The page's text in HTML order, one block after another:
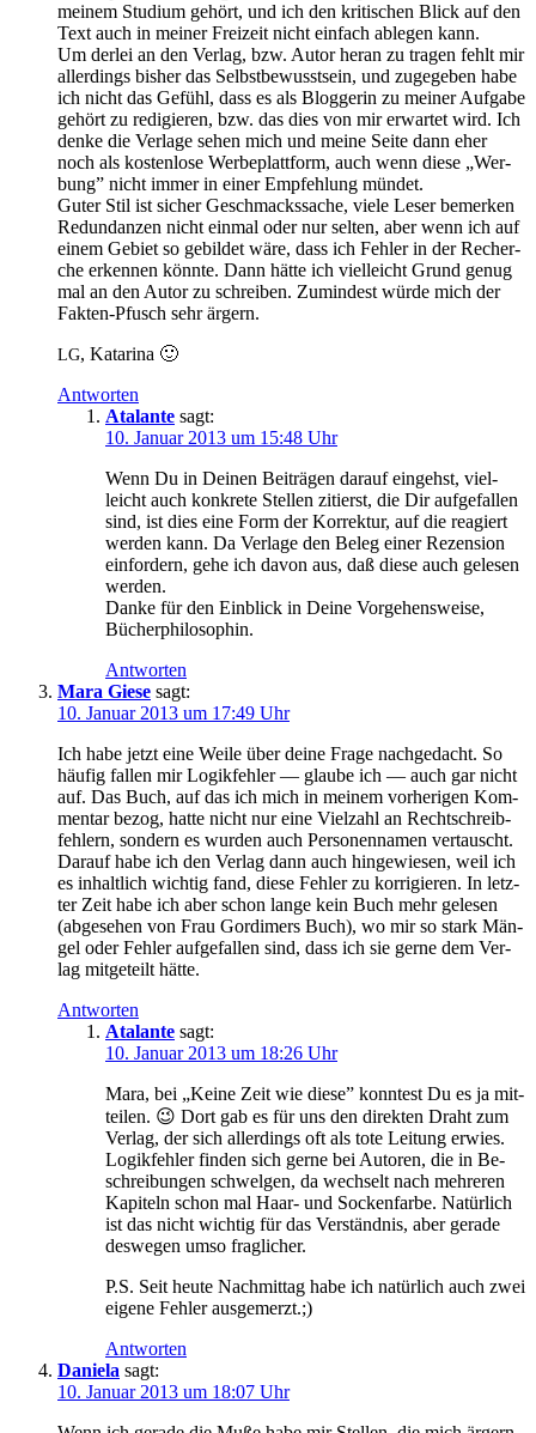
mei­nem Stu­di­um ge­hört, und ich den kri­ti­schen Blick auf den
Text auch in mei­ner Frei­zeit nicht ein­fach ab­le­gen kann.
Um der­lei an den Ver­lag, bzw. Au­tor her­an zu tra­gen fehlt mir
al­ler­dings bis­her das Selbst­be­wusst­sein, und zu­ge­ge­ben ha­be
ich nicht das Ge­fühl, dass es als Blog­ge­rin zu mei­ner Auf­ga­be
ge­hört zu re­di­gie­ren, bzw. das dies von mir er­war­tet wird. Ich
den­ke die Ver­la­ge se­hen mich und mei­ne Sei­te dann eher
noch als kos­ten­lo­se Wer­be­platt­form, auch wenn die­se „Wer­
bung” nicht im­mer in ei­ner Emp­feh­lung mündet.
Gu­ter Stil ist si­cher Ge­schmacks­sa­che, vie­le Le­ser be­mer­ken
Red­un­dan­zen nicht ein­mal oder nur sel­ten, aber wenn ich auf
ei­nem Ge­biet so ge­bil­det wä­re, dass ich Feh­ler in der Re­cher­
che er­ken­nen könn­te. Dann hät­te ich viel­leicht Grund ge­nug
mal an den Au­tor zu schrei­ben. Zu­min­dest wür­de mich der
Fak­ten-Pfusch sehr ärgern.
LG, Ka­ta­ri­na 🙂
Antworten
Atalante sagt:
10. Januar 2013 um 15:48 Uhr
Wenn Du in Dei­nen Bei­trä­gen dar­auf ein­gehst, viel­
leicht auch kon­kre­te Stel­len zi­tierst, die Dir auf­ge­fal­len
sind, ist dies ei­ne Form der Kor­rek­tur, auf die re­agiert
wer­den kann. Da Ver­la­ge den Be­leg ei­ner Re­zen­si­on
ein­for­dern, ge­he ich da­von aus, daß die­se auch ge­le­sen
werden.
Dan­ke für den Ein­blick in Dei­ne Vor­ge­hens­wei­se,
Bücherphilosophin.
Antworten
Mara Giese sagt:
10. Januar 2013 um 17:49 Uhr
Ich ha­be jetzt ei­ne Wei­le über dei­ne Fra­ge nach­ge­dacht. So
häu­fig fal­len mir Lo­gik­feh­ler — glau­be ich — auch gar nicht
auf. Das Buch, auf das ich mich in mei­nem vor­he­ri­gen Kom­
men­tar be­zog, hat­te nicht nur ei­ne Viel­zahl an Recht­schreib­
feh­lern, son­dern es wur­den auch Per­so­nen­na­men ver­tauscht.
Dar­auf ha­be ich den Ver­lag dann auch hin­ge­wie­sen, weil ich
es in­halt­lich wich­tig fand, die­se Feh­ler zu kor­ri­gie­ren. In letz­
ter Zeit ha­be ich aber schon lan­ge kein Buch mehr ge­le­sen
(ab­ge­se­hen von Frau Gor­di­mers Buch), wo mir so stark Män­
gel oder Feh­ler auf­ge­fal­len sind, dass ich sie ger­ne dem Ver­
lag mit­ge­teilt hätte.
Antworten
Atalante sagt:
10. Januar 2013 um 18:26 Uhr
Ma­ra, bei „Kei­ne Zeit wie die­se” konn­test Du es ja mit­
tei­len. 😉 Dort gab es für uns den di­rek­ten Draht zum
Ver­lag, der sich al­ler­dings oft als to­te Lei­tung erwies.
Lo­gik­feh­ler fin­den sich ger­ne bei Au­toren, die in Be­
schrei­bun­gen schwel­gen, da wech­selt nach meh­re­ren
Ka­pi­teln schon mal Haar- und So­cken­far­be. Na­tür­lich
ist das nicht wich­tig für das Ver­ständ­nis, aber ge­ra­de
des­we­gen um­so fraglicher.
P.S. Seit heu­te Nach­mit­tag ha­be ich na­tür­lich auch zwei
ei­ge­ne Feh­ler ausgemerzt.;)
Antworten
Daniela sagt:
10. Januar 2013 um 18:07 Uhr